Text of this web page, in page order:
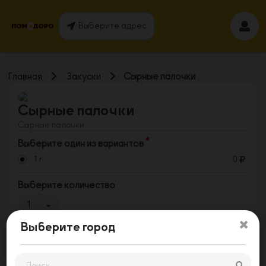
Выберите адрес
Главная Закуски Сырные палочки
Сырные палочки
Выберите один из вариантов
1 г 0
Выберите количество
1
Выберите город